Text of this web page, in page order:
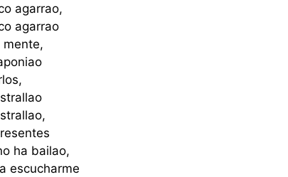
agarrao,
agarrao
mente,
ha bailao,
escucharme